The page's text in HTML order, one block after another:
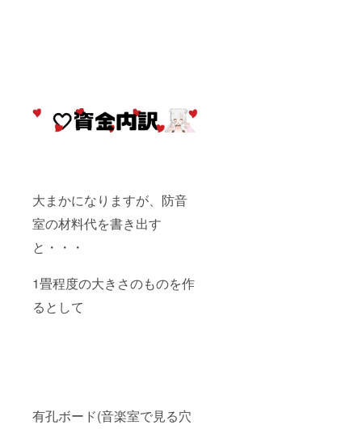
大まかになりますが、防音
室の材料代を書き出す
と・・・
1畳程度の大きさのものを作
るとして
有孔ボード(音楽室で見る穴